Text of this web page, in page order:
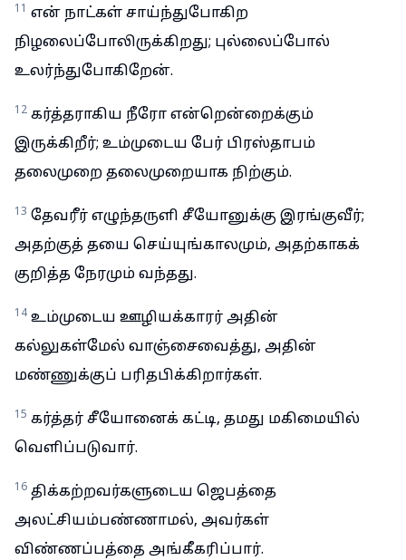
11 என் நாட்கள் சாய்ந்துபோகிற
நிழலைப்போலிருக்கிறது; புல்லைப்போல்
உலர்ந்துபோகிறேன்.
12 கர்த்தராகிய நீரோ என்றென்றைக்கும்
இருக்கிறீர்; உம்முடைய பேர் பிரஸ்தாபம்
தலைமுறை தலைமுறையாக நிற்கும்.
13 தேவரீர் எழுந்தருளி சீயோனுக்கு இரங்குவீர்;
அதற்குத் தயை செய்யுங்காலமும், அதற்காகக்
குறித்த நேரமும் வந்தது.
14 உம்முடைய ஊழியக்காரர் அதின்
கல்லுகள்மேல் வாஞ்சைவைத்து, அதின்
மண்ணுக்குப் பரிதபிக்கிறார்கள்.
15 கர்த்தர் சீயோனைக் கட்டி, தமது மகிமையில்
வெளிப்படுவார்.
16 திக்கற்றவர்களுடைய ஜெபத்தை
அலட்சியம்பண்ணாமல், அவர்கள்
விண்ணப்பத்தை அங்கீகரிப்பார்.